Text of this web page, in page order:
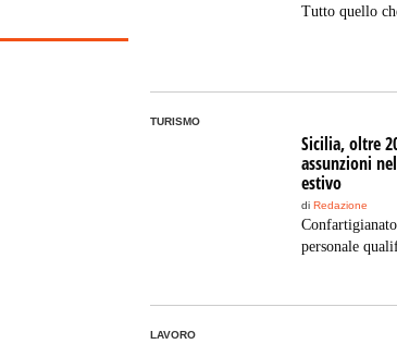
Tutto quello
TURISMO
Sicilia, oltre
assunzioni
estivo
di Redazione
personale
LAVORO